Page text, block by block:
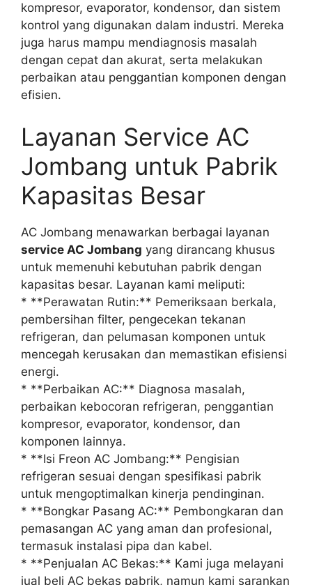
kompresor, evaporator, kondensor, dan sistem
kontrol yang digunakan dalam industri. Mereka
juga harus mampu mendiagnosis masalah
dengan cepat dan akurat, serta melakukan
perbaikan atau penggantian komponen dengan
efisien.
Layanan Service AC
Jombang untuk Pabrik
Kapasitas Besar
AC Jombang menawarkan berbagai layanan
service AC Jombang yang dirancang khusus
untuk memenuhi kebutuhan pabrik dengan
kapasitas besar. Layanan kami meliputi:
* **Perawatan Rutin:** Pemeriksaan berkala,
pembersihan filter, pengecekan tekanan
refrigeran, dan pelumasan komponen untuk
mencegah kerusakan dan memastikan efisiensi
energi.
* **Perbaikan AC:** Diagnosa masalah,
perbaikan kebocoran refrigeran, penggantian
kompresor, evaporator, kondensor, dan
komponen lainnya.
* **Isi Freon AC Jombang:** Pengisian
refrigeran sesuai dengan spesifikasi pabrik
untuk mengoptimalkan kinerja pendinginan.
* **Bongkar Pasang AC:** Pembongkaran dan
pemasangan AC yang aman dan profesional,
termasuk instalasi pipa dan kabel.
* **Penjualan AC Bekas:** Kami juga melayani
jual beli AC bekas pabrik, namun kami sarankan